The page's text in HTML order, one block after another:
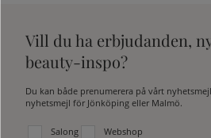
Vill du ha erbjudanden,
beauty-inspo?
Du kan både prenumerera på vårt
nyhetsmejl för Jönköping eller Malmö.
Välj vilken lista du vill prenumerera på:
Salong Webshop